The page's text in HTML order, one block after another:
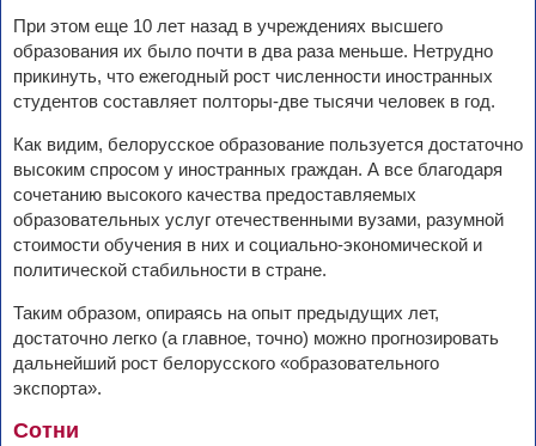
При этом еще 10 лет назад в учреждениях высшего
образования их было почти в два раза меньше. Нетрудно
прикинуть, что ежегодный рост численности иностранных
студентов составляет полторы-две тысячи человек в год.
Как видим, белорусское образование пользуется достаточно
высоким спросом у иностранных граждан. А все благодаря
сочетанию высокого качества предоставляемых
образовательных услуг отечественными вузами, разумной
стоимости обучения в них и социально-экономической и
политической стабильности в стране.
Таким образом, опираясь на опыт предыдущих лет,
достаточно легко (а главное, точно) можно прогнозировать
дальнейший рост белорусского «образовательного
экспорта».
Сотни